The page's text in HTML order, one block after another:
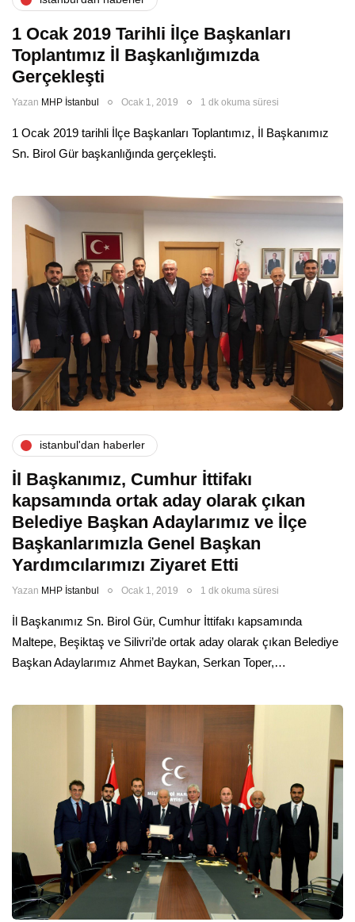
1 Ocak 2019 Tarihli İlçe Başkanları
Toplantımız İl Başkanlığımızda
Gerçekleşti
Yazan MHP İstanbul Ocak 1, 2019 1 dk okuma süresi
1 Ocak 2019 tarihli İlçe Başkanları Toplantımız, İl Başkanımız
Sn. Birol Gür başkanlığında gerçekleşti.
i̇stanbul'dan haberler
İl Başkanımız, Cumhur İttifakı
kapsamında ortak aday olarak çıkan
Belediye Başkan Adaylarımız ve İlçe
Başkanlarımızla Genel Başkan
Yardımcılarımızı Ziyaret Etti
Yazan MHP İstanbul Ocak 1, 2019 1 dk okuma süresi
İl Başkanımız Sn. Birol Gür, Cumhur İttifakı kapsamında
Maltepe, Beşiktaş ve Silivri’de ortak aday olarak çıkan Belediye
Başkan Adaylarımız Ahmet Baykan, Serkan Toper,…